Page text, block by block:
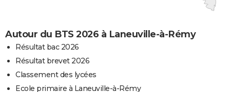
Autour du BTS 2026 à Laneuville-à-Rémy
Résultat bac 2026
Résultat brevet 2026
Classement des lycées
Ecole primaire à Laneuville-à-Rémy